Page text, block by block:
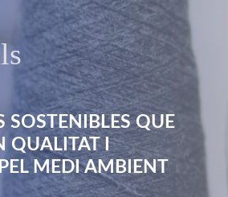
SOSTENIBLES QUE
QUALITAT I
PEL MEDI AMBIENT